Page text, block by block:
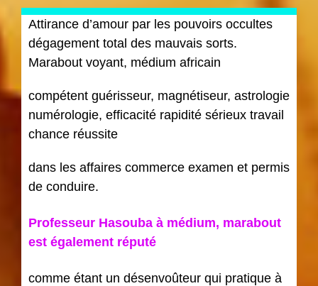
Attirance d’amour par les pouvoirs occultes
dégagement total des mauvais sorts.
Marabout voyant, médium africain
compétent guérisseur, magnétiseur, astrologie
numérologie, efficacité rapidité sérieux travail
chance réussite
dans les affaires commerce examen et permis
de conduire.
Professeur Hasouba à médium, marabout
est également réputé
comme étant un désenvoûteur qui pratique à